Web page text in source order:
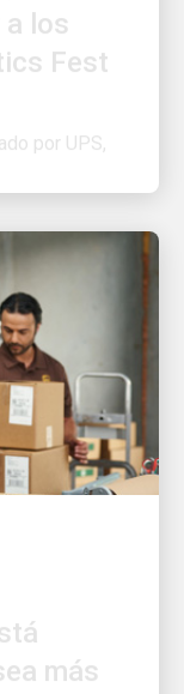
Fest
por UPS,
más